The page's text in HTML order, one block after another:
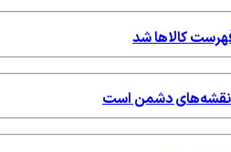
کالاها شد
نقشه‌های دشمن است